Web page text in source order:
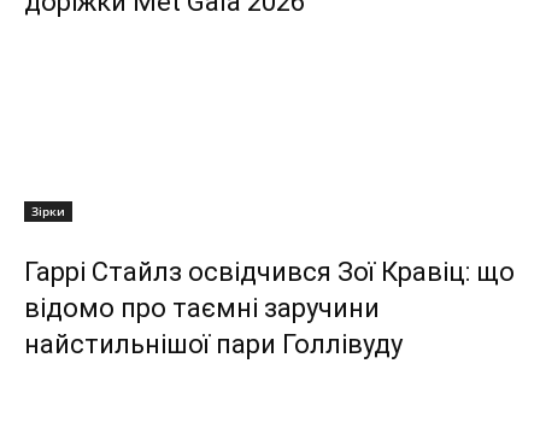
Зірки
Гаррі Стайлз освідчився Зої Кравіц: що
відомо про таємні заручини
найстильнішої пари Голлівуду